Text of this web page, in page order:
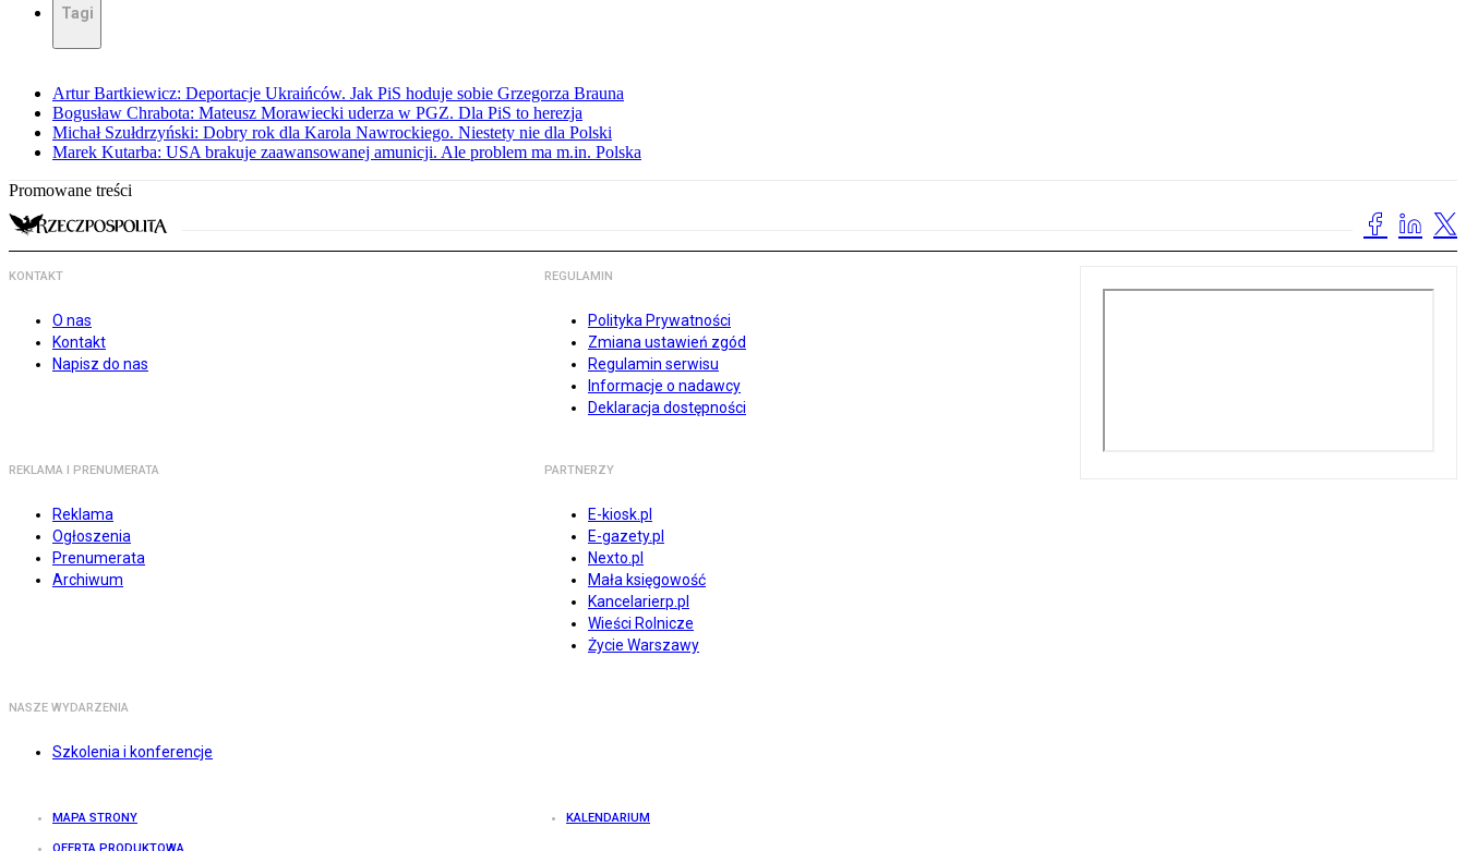
Tagi
Artur Bartkiewicz: Deportacje Ukraińców. Jak PiS hoduje sobie Grzegorza Brauna
Bogusław Chrabota: Mateusz Morawiecki uderza w PGZ. Dla PiS to herezja
Michał Szułdrzyński: Dobry rok dla Karola Nawrockiego. Niestety nie dla Polski
Marek Kutarba: USA brakuje zaawansowanej amunicji. Ale problem ma m.in. Polska
Promowane treści
KONTAKT
O nas
Kontakt
Napisz do nas
REGULAMIN
Polityka Prywatności
Zmiana ustawień zgód
Regulamin serwisu
Informacje o nadawcy
Deklaracja dostępności
REKLAMA I PRENUMERATA
Reklama
Ogłoszenia
Prenumerata
Archiwum
PARTNERZY
E-kiosk.pl
E-gazety.pl
Nexto.pl
Mała księgowość
Kancelarierp.pl
Wieści Rolnicze
Życie Warszawy
NASZE WYDARZENIA
Szkolenia i konferencje
MAPA STRONY KALENDARIUM